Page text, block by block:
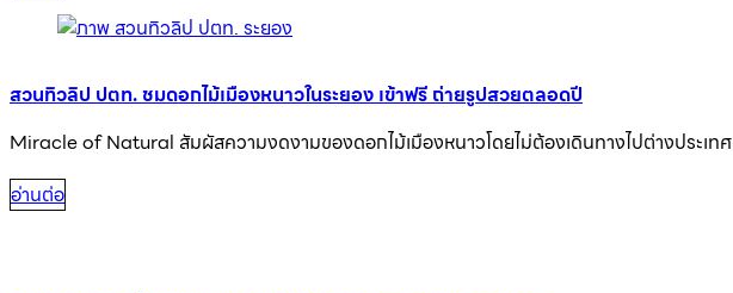
สวนทิวลิป ปตท. ชมดอกไม้เมืองหนาวในระยอง เข้าฟรี ถ่ายรูปสวยตลอดปี
Miracle of Natural สัมผัสความงดงามของดอกไม้เมืองหนาวโดยไม่ต้องเดินทางไปต่างประเทศ
อ่านต่อ